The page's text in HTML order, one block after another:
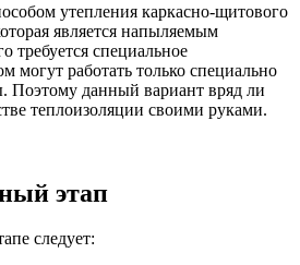
утепления каркасно-щитового
является напыляемым
требуется специальное
могут работать только специально
Поэтому данный вариант вряд ли
теплоизоляции своими руками.
этап
следует: